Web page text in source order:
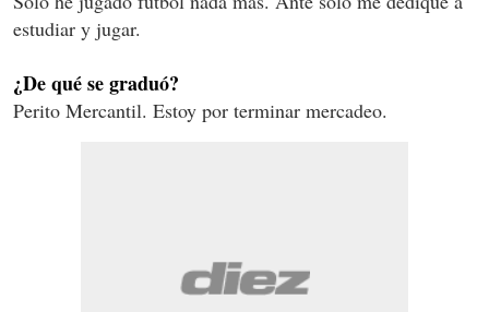
estudiar y jugar.
¿De qué se graduó?
Perito Mercantil. Estoy por terminar mercadeo.